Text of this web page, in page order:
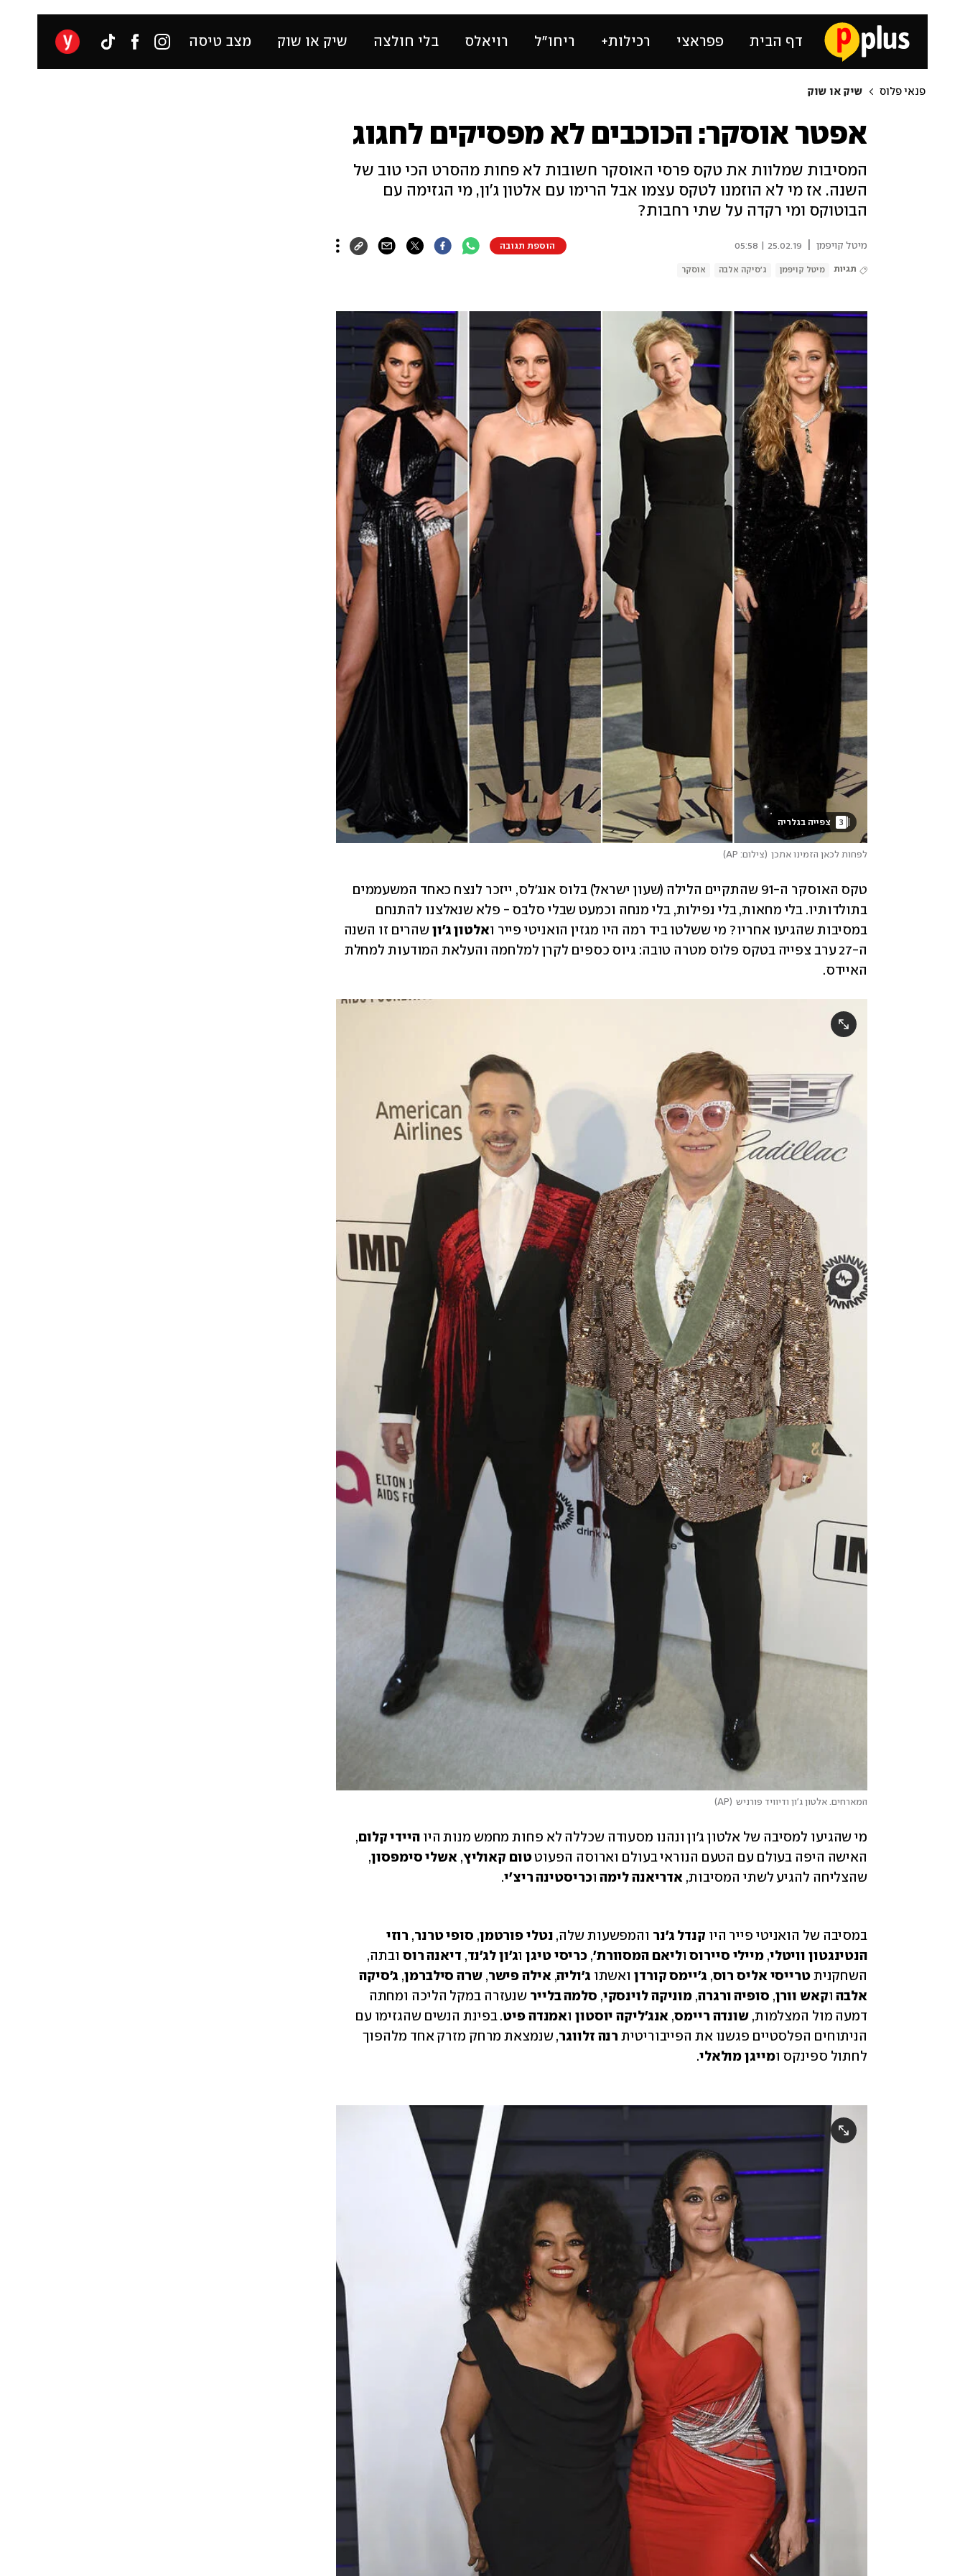
דף הבית פפראצי רכילות+ ריחו״ל רויאלס בלי חולצה שיק או שוק מצב טיסה
פנאי פלוס שיק או שוק
אפטר אוסקר: הכוכבים לא מפסיקים לחגוג
המסיבות שמלוות את טקס פרסי האוסקר חשובות לא פחות מהסרט הכי טוב של
השנה. אז מי לא הוזמנו לטקס עצמו אבל הרימו עם אלטון ג'ון, מי הגזימה עם
הבוטוקס ומי רקדה על שתי רחבות?
מיטל קויפמן 25.02.19 | 05:58 הוספת תגובה
תגיות מיטל קויפמן ג'סיקה אלבה אוסקר
3
לפחות לכאן הזמינו אתכן (צילום: AP )
במסיבות שהגיעו אחריו? מי ששלטו ביד רמה היו מגזין הואניטי פייר ואלטון ג'ון
האיידס.
המארחים. אלטון ג'ון ודיוויד פורניש (
AP
)
מי שהגיעו למסיבה של אלטון ג'ון ונהנו מסעודה שכללה לא פחות מחמש מנות היו היידי קלום
האישה היפה בעולם עם הטעם הנוראי בעולם וארוסה הפעוט טום קאוליץ, אשלי סימפסון
שהצליחה להגיע לשתי המסיבות, אדריאנה לימה וכריסטינה ריצ'י
במסיבה של הואניטי פייר היו קנדל ג'נר והמפשעות שלה, נטלי פורטמן, סופי טרנר,
הנטינגטון וויטלי, מיילי סיירוס וליאם המסוורת', כריסי טיגן וג'ון לג'נד, דיאנה רוס
השחקנית טרייסי אליס רוס, ג'יימס קורדן ואשתו ג'וליה, אילה פישר, שרה סילברמן,
אלבה וקאש וורן, סופיה ורגרה, מוניקה לוינסקי, סלמה בלייר
דמעה מול המצלמות, שונדה ריימס, אנג'ליקה יוסטון ואמנדה פיט
הניתוחים הפלסטיים פגשנו את הפייבוריטית רנה זלווגר
לחתול ספינקס ומייגן מולאלי